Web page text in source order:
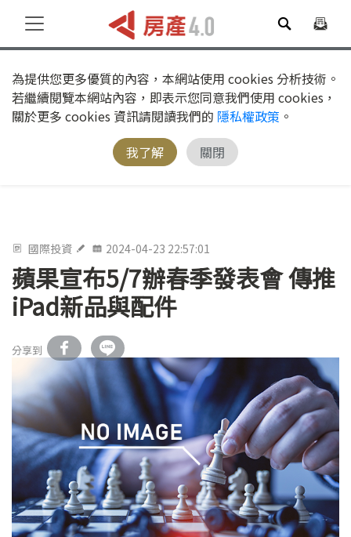
為提供您更多優質的內容，本網站使用 cookies 分析技術。
若繼續閱覽本網站內容，即表示您同意我們使用 cookies，
關於更多 cookies 資訊請閱讀我們的 隱私權政策 。
我了解
關閉
國際投資 2024-04-23 22:57:01
蘋果宣布5/7辦春季發表會 傳推
iPad新品與配件
分享到